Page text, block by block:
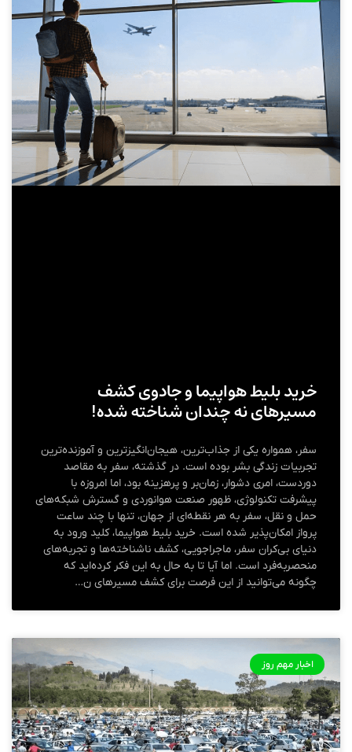
خرید بلیط هواپیما و جادوی کشف
مسیرهای نه چندان شناخته‌ شده!
سفر، همواره یکی از جذاب‌ترین، هیجان‌انگیزترین و آموزنده‌ترین
تجربیات زندگی بشر بوده است. در گذشته، سفر به مقاصد
دوردست، امری دشوار، زمان‌بر و پرهزینه بود، اما امروزه با
پیشرفت تکنولوژی، ظهور صنعت هوانوردی و گسترش شبکه‌های
حمل و نقل، سفر به هر نقطه‌ای از جهان، تنها با چند ساعت
پرواز امکان‌پذیر شده است. خرید بلیط هواپیما، کلید ورود به
دنیای بی‌کران سفر، ماجراجویی، کشف ناشناخته‌ها و تجربه‌های
منحصربه‌فرد است. اما آیا تا به حال به این فکر کرده‌اید که
چگونه می‌توانید از این فرصت برای کشف مسیرهای ن…
اخبار مهم روز